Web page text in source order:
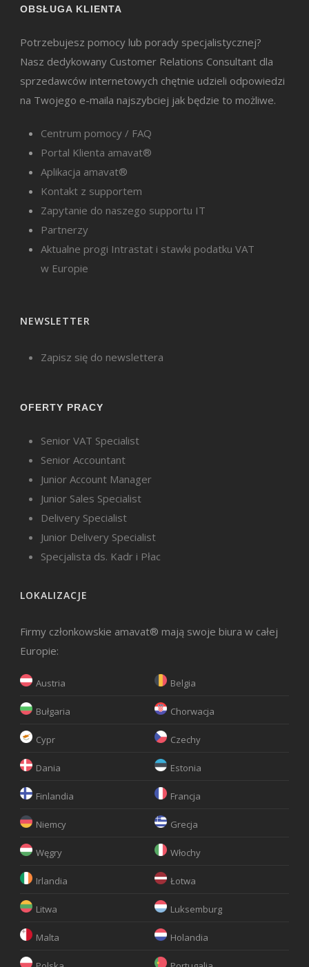
OBSŁUGA KLIENTA
Potrzebujesz pomocy lub porady specjalistycznej?
Nasz dedykowany Customer Relations Consultant dla
sprzedawców internetowych chętnie udzieli odpowiedzi
na Twojego e-maila najszybciej jak będzie to możliwe.
Centrum pomocy / FAQ
Portal Klienta amavat®
Aplikacja amavat®
Kontakt z supportem
Zapytanie do naszego supportu IT
Partnerzy
Aktualne progi Intrastat i stawki podatku VAT
w Europie
NEWSLETTER
Zapisz się do newslettera
OFERTY PRACY
Senior VAT Specialist
Senior Accountant
Junior Account Manager
Junior Sales Specialist
Delivery Specialist
Junior Delivery Specialist
Specjalista ds. Kadr i Płac
LOKALIZACJE
Firmy członkowskie amavat® mają swoje biura w całej
Europie:
Austria Belgia
Bułgaria Chorwacja
Cypr Czechy
Dania Estonia
Finlandia Francja
Niemcy Grecja
Węgry Włochy
Irlandia Łotwa
Litwa Luksemburg
Malta Holandia